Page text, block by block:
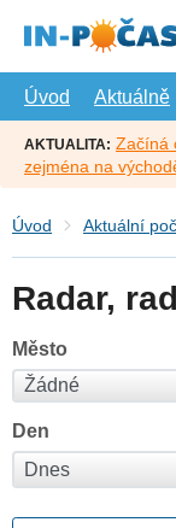
hlavní
Úvod
Aktuálně
AKTUALITA: Začíná
zejména na
Úvod Aktuální
Radar,
Město
Den